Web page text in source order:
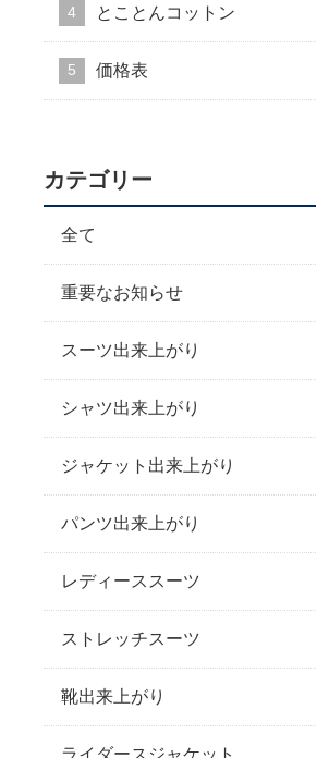
とことんコットン
価格表
カテゴリー
全て
重要なお知らせ
スーツ出来上がり
シャツ出来上がり
ジャケット出来上がり
パンツ出来上がり
レディーススーツ
ストレッチスーツ
靴出来上がり
ライダースジャケット